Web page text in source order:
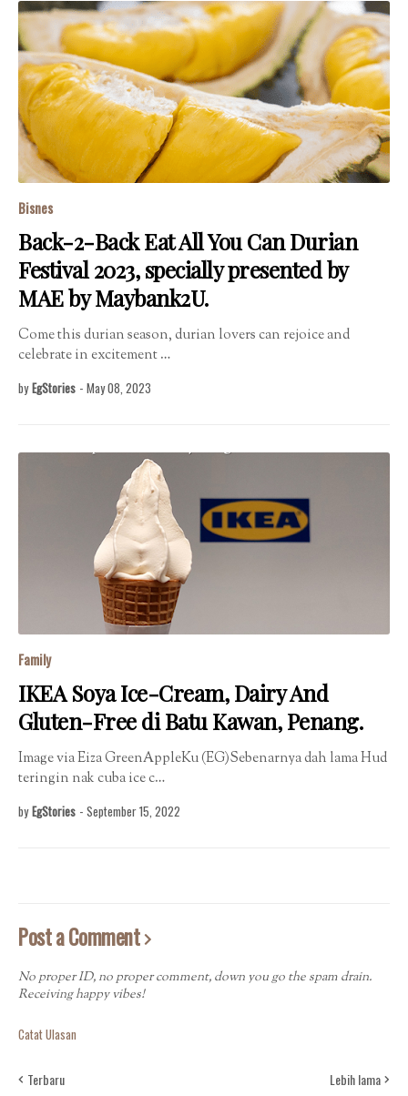
Bisnes
Back-2-Back Eat All You Can Durian
Festival 2023, specially presented by
MAE by Maybank2U.
Come this durian season, durian lovers can rejoice and
celebrate in excitement …
by EgStories - May 08, 2023
Family
IKEA Soya Ice-Cream, Dairy And
Gluten-Free di Batu Kawan, Penang.
Image via Eiza GreenAppleKu (EG)Sebenarnya dah lama Hud
teringin nak cuba ice c…
by EgStories - September 15, 2022
Post a Comment
No proper ID, no proper comment, down you go the spam drain.
Receiving happy vibes!
Catat Ulasan
Terbaru Lebih lama